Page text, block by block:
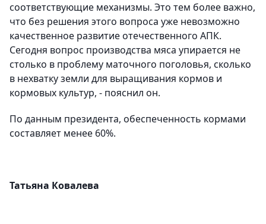
соответствующие механизмы. Это тем более важно,
что без решения этого вопроса уже невозможно
качественное развитие отечественного АПК.
Сегодня вопрос производства мяса упирается не
столько в проблему маточного поголовья, сколько
в нехватку земли для выращивания кормов и
кормовых культур, - пояснил он.
По данным президента, обеспеченность кормами
составляет менее 60%.
Татьяна Ковалева